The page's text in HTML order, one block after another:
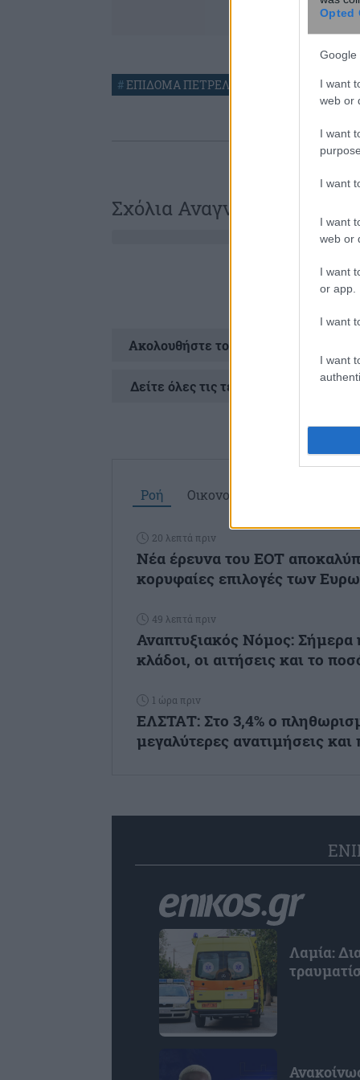
Opted
Google
I want
web or
I want
I want
I want
web or
I want
or app.
I want
I want
#ΕΠΙΔΟΜΑ ΠΕΤΡΕΛΑΙΟΥ ΘΕΡΜΑΝΣΗΣ
Σχόλια Αναγνωστών
Ακολουθήστε το
Δείτε όλες τις τελευταίες Ειδήσεις
Ροή Οικονομία
20 λεπτά πριν
Νέα έρευνα του ΕΟΤ
κορυφαίες επιλογές των
49 λεπτά πριν
Αναπτυξιακός Νόμος:
κλάδοι, οι αιτήσεις και το
1 ώρα πριν
ΕΛΣΤΑΤ: Στο 3,4% ο
μεγαλύτερες ανατιμήσεις και
Λαμία: